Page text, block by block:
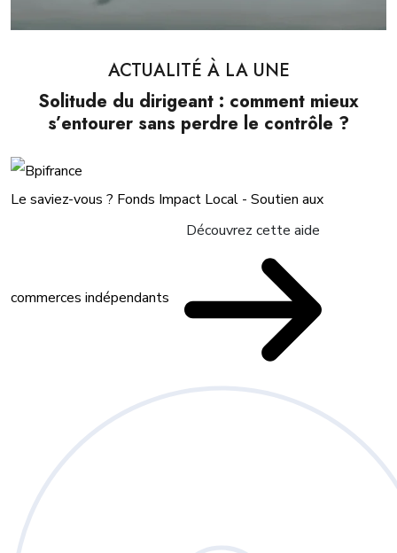
ACTUALITÉ À LA UNE
Solitude du dirigeant : comment mieux
s’entourer sans perdre le contrôle ?
Le saviez-vous ? Fonds Impact Local - Soutien aux
commerces indépendants
Découvrez cette aide